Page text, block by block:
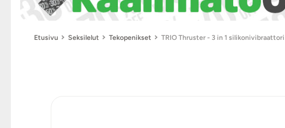
Etusivu Seksilelut Tekopenikset TRIO Thruster - 3 in 1 silikonivibraattori